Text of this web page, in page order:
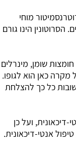
מוחי
הסרוטונין הינו גורם
חומצות שומן, מינרלים
מקרה כאן הוא לגופו.
כל כך להצלחת
דיכאונית, ועל כן
אנטי-דיכאונית.